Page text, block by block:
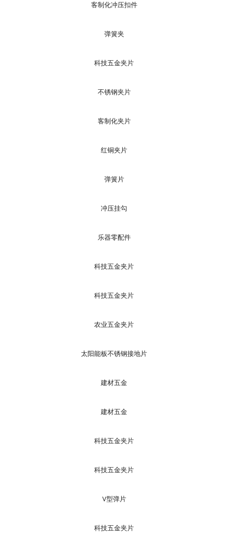
客制化冲压扣件
弹簧夹
科技五金夹片
不锈钢夹片
客制化夹片
红铜夹片
弹簧片
冲压挂勾
乐器零配件
科技五金夹片
科技五金夹片
农业五金夹片
太阳能板不锈钢接地片
建材五金
建材五金
科技五金夹片
科技五金夹片
V型弹片
科技五金夹片